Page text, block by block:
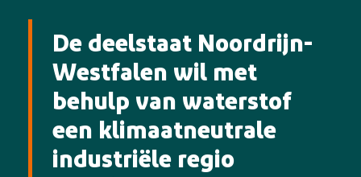
De deelstaat Noordrijn-
Westfalen wil met
behulp van waterstof
een klimaatneutrale
industriële regio